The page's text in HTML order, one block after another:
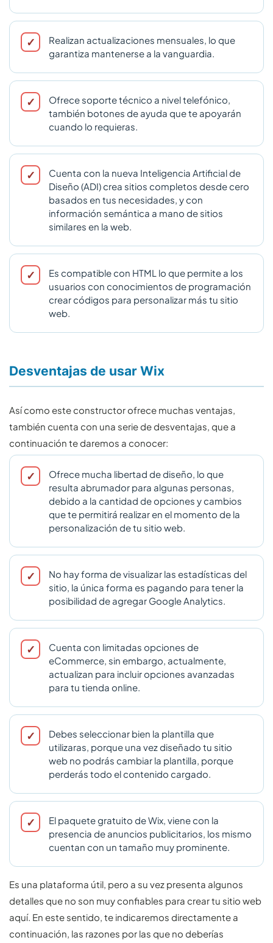
Realizan actualizaciones mensuales, lo que
garantiza mantenerse a la vanguardia.
Ofrece soporte técnico a nivel telefónico,
también botones de ayuda que te apoyarán
cuando lo requieras.
Cuenta con la nueva Inteligencia Artificial de
Diseño (ADI) crea sitios completos desde cero
basados en tus necesidades, y con
información semántica a mano de sitios
similares en la web.
Es compatible con HTML lo que permite a los
usuarios con conocimientos de programación
crear códigos para personalizar más tu sitio
web.
Desventajas de usar Wix
Así como este constructor ofrece muchas ventajas,
también cuenta con una serie de desventajas, que a
continuación te daremos a conocer:
Ofrece mucha libertad de diseño, lo que
resulta abrumador para algunas personas,
debido a la cantidad de opciones y cambios
que te permitirá realizar en el momento de la
personalización de tu sitio web.
No hay forma de visualizar las estadísticas del
sitio, la única forma es pagando para tener la
posibilidad de agregar Google Analytics.
Cuenta con limitadas opciones de
eCommerce, sin embargo, actualmente,
actualizan para incluir opciones avanzadas
para tu tienda online.
Debes seleccionar bien la plantilla que
utilizaras, porque una vez diseñado tu sitio
web no podrás cambiar la plantilla, porque
perderás todo el contenido cargado.
El paquete gratuito de Wix, viene con la
presencia de anuncios publicitarios, los mismo
cuentan con un tamaño muy prominente.
Es una plataforma útil, pero a su vez presenta algunos
detalles que no son muy confiables para crear tu sitio web
aquí. En este sentido, te indicaremos directamente a
continuación, las razones por las que no deberías